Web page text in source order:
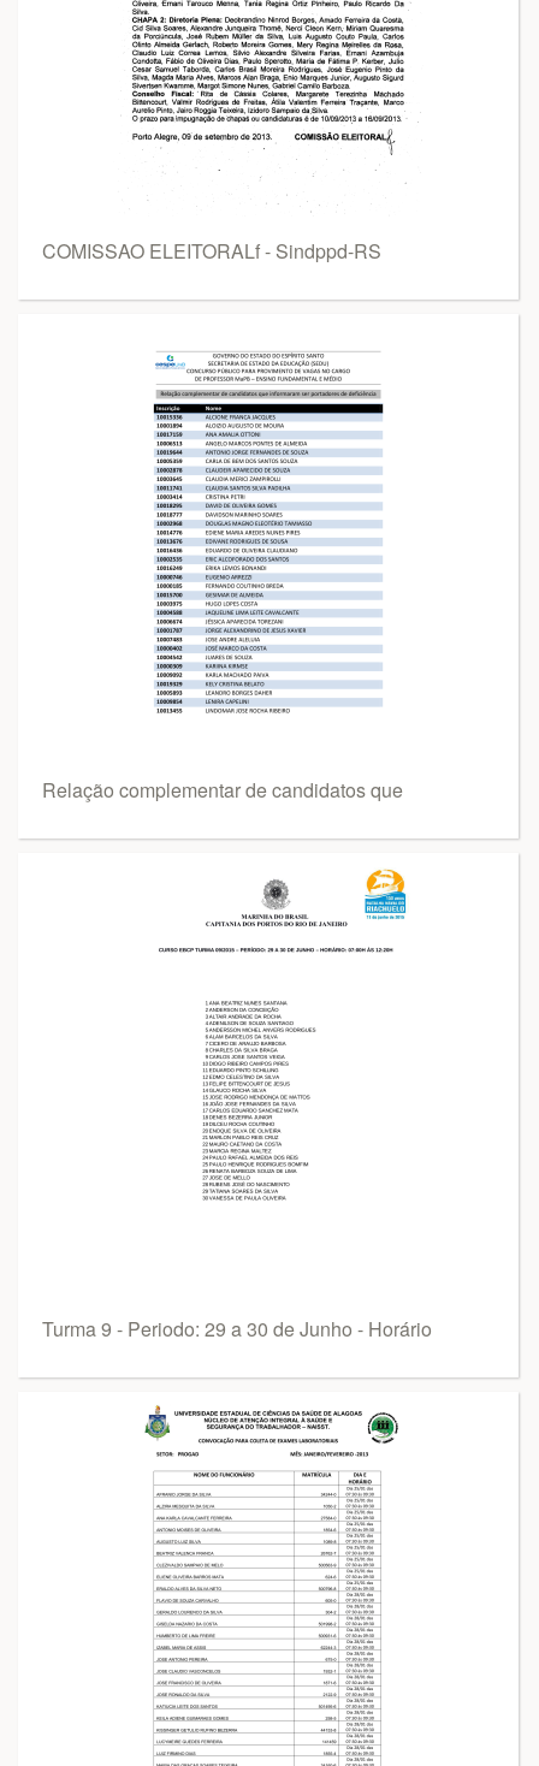
COMISSAO ELEITORALf - Sindppd-RS
Relação complementar de candidatos que
Turma 9 - Periodo: 29 a 30 de Junho - Horário